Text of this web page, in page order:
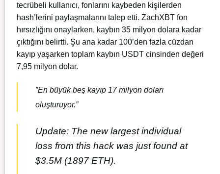
tecrübeli kullanıcı, fonlarını kaybeden kişilerden
hash’lerini paylaşmalarını talep etti. ZachXBT fon
hırsızlığını onaylarken, kaybın 35 milyon dolara kadar
çıktığını belirtti. Şu ana kadar 100’den fazla cüzdan
kayıp yaşarken toplam kaybın USDT cinsinden değeri
7,95 milyon dolar.
”En büyük beş kayıp 17 milyon doları
oluşturuyor.”
Update: The new largest individual
loss from this hack was just found at
$3.5M (1897 ETH).